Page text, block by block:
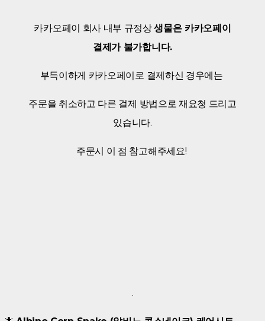
카카오페이 회사 내부 규정상생물은 카카오페이
결제가 불가합니다.
부득이하게 카카오페이로 결제하신 경우에는
주문을 취소하고 다른 걸제 방법으로 재요청 드리고
있습니다.
주문시 이 점 참고해주세요!
.